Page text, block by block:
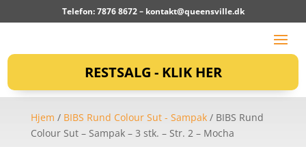
Telefon: 7876 8672 – kontakt@queensville.dk
RESTSALG - KLIK HER
Hjem / BIBS Rund Colour Sut - Sampak/ BIBS Rund
Colour Sut – Sampak – 3 stk. – Str. 2 – Mocha